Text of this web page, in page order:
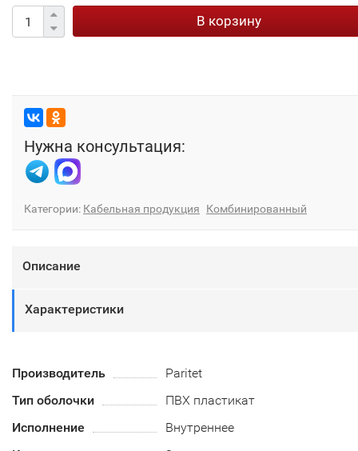
В корзину
Нужна консультация:
Категории: Кабельная продукция Комбинированный
Описание
Характеристики
Производитель
Paritet
Тип оболочки
ПВХ пластикат
Исполнение
Внутреннее